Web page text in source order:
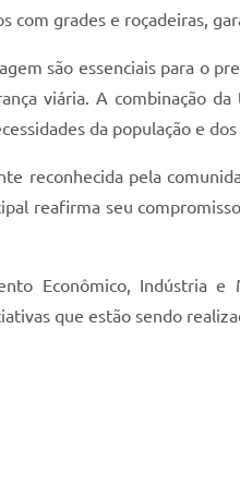
com grades e roçadeiras,
são essenciais para o
viária. A combinação
da população e
reconhecida pela
reafirma seu
Econômico, Indústria
que estão sendo